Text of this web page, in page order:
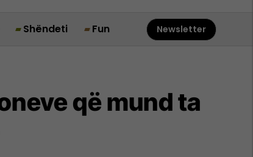
Shëndeti Fun Newsletter
që mund ta